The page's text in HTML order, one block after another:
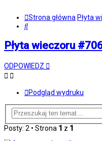
Strona główna Płyta
Szukaj
Płyta wieczoru
ODPOWIEDZ
Podgląd wydruku
Posty: 2 • Strona 1 z 1